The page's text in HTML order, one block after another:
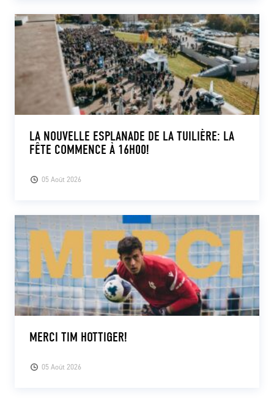
05 Août 2026
LA NOUVELLE ESPLANADE DE LA TUILIÈRE: LA
FÊTE COMMENCE À 16H00!
05 Août 2026
MERCI TIM HOTTIGER!